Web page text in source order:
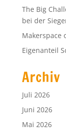
The Big
bei der
Makerspace
Eigenanteil
Archiv
Juli 2026
Juni 2026
Mai 2026